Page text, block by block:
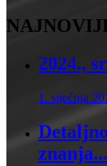
2024.,
1. siječnja
znanja...